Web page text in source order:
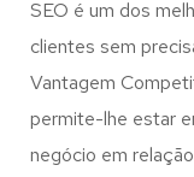
SEO é um dos
clientes sem
Vantagem
permite-lhe estar
negócio em